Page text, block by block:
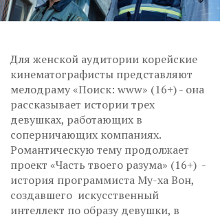
Для женской аудитории корейские
кинематографисты представляют
мелодраму «Поиск: www» (16+) - она
рассказывает истории трех
девушках, работающих в
соперничающих компаниях.
Романтическую тему продолжает
проект «Часть твоего разума» (16+) -
история программиста Му-ха Вон,
создавшего искусственный
интеллект по образу девушки, в